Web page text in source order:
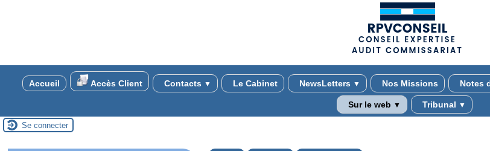
Accueil Accès Client Contacts ▼ Le Cabinet NewsLetters ▼ Nos Missions Notes
Sur le web ▼ Tribunal ▼
Se connecter